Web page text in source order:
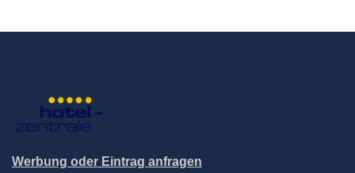
Werbung oder Eintrag anfragen